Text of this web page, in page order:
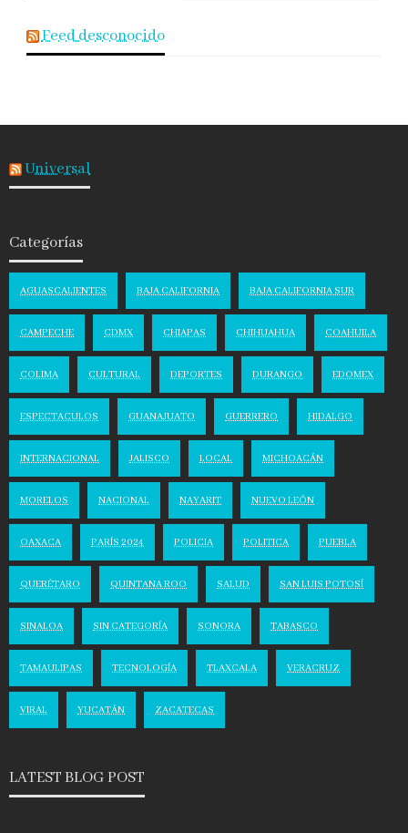
Feed desconocido
Universal
Categorías
AGUASCALIENTES BAJA CALIFORNIA BAJA CALIFORNIA SUR
CAMPECHE CDMX CHIAPAS CHIHUAHUA COAHUILA
COLIMA CULTURAL DEPORTES DURANGO EDOMEX
ESPECTACULOS GUANAJUATO GUERRERO HIDALGO
INTERNACIONAL JALISCO LOCAL MICHOACÁN
MORELOS NACIONAL NAYARIT NUEVO LEÓN
OAXACA PARÍS 2024 POLICIA POLITICA PUEBLA
QUERÉTARO QUINTANA ROO SALUD SAN LUIS POTOSÍ
SINALOA SIN CATEGORÍA SONORA TABASCO
TAMAULIPAS TECNOLOGÍA TLAXCALA VERACRUZ
VIRAL YUCATÁN ZACATECAS
LATEST BLOG POST